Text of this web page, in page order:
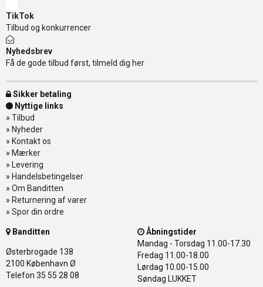
TikTok
Tilbud og konkurrencer
Nyhedsbrev
Få de gode tilbud først, tilmeld dig her
Sikker betaling
Nyttige links
» Tilbud
» Nyheder
» Kontakt os
» Mærker
» Levering
» Handelsbetingelser
» Om Banditten
» Returnering af varer
» Spor din ordre
Banditten
Østerbrogade 138
2100 København Ø
Telefon 35 55 28 08
Åbningstider
Mandag - Torsdag 11.00-17.30
Fredag 11.00-18.00
Lørdag 10.00-15.00
Søndag LUKKET